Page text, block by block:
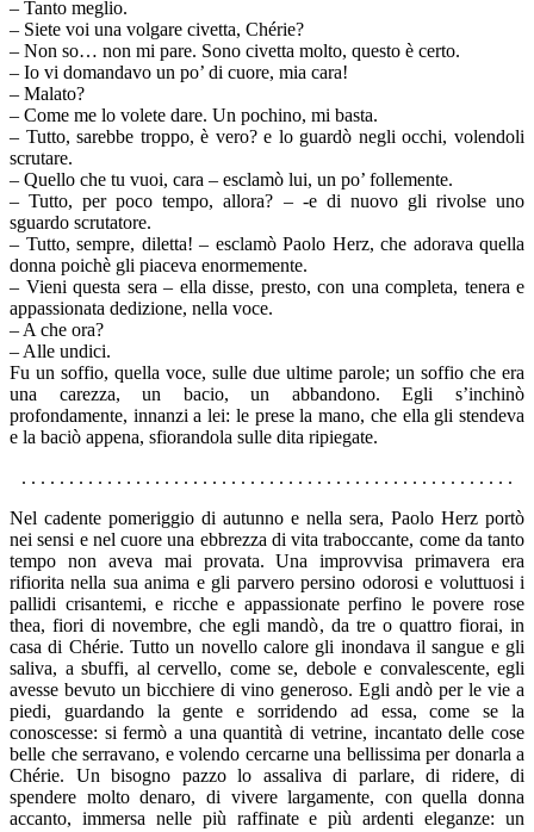
– Tanto meglio.
– Siete voi una volgare civetta, Chérie?
– Non so… non mi pare. Sono civetta molto, questo è certo.
– Io vi domandavo un po’ di cuore, mia cara!
– Malato?
– Come me lo volete dare. Un pochino, mi basta.
– Tutto, sarebbe troppo, è vero? e lo guardò negli occhi, volendoli
scrutare.
– Quello che tu vuoi, cara – esclamò lui, un po’ follemente.
– Tutto, per poco tempo, allora? – -e di nuovo gli rivolse uno
sguardo scrutatore.
– Tutto, sempre, diletta! – esclamò Paolo Herz, che adorava quella
donna poichè gli piaceva enormemente.
– Vieni questa sera – ella disse, presto, con una completa, tenera e
appassionata dedizione, nella voce.
– A che ora?
– Alle undici.
Fu un soffio, quella voce, sulle due ultime parole; un soffio che era
una carezza, un bacio, un abbandono. Egli s’inchinò
profondamente, innanzi a lei: le prese la mano, che ella gli stendeva
e la baciò appena, sfiorandola sulle dita ripiegate.
. . . . . . . . . . . . . . . . . . . . . . . . . . . . . . . . . . . . . . . . . . . . . . . . . . . .
Nel cadente pomeriggio di autunno e nella sera, Paolo Herz portò
nei sensi e nel cuore una ebbrezza di vita traboccante, come da tanto
tempo non aveva mai provata. Una improvvisa primavera era
rifiorita nella sua anima e gli parvero persino odorosi e voluttuosi i
pallidi crisantemi, e ricche e appassionate perfino le povere rose
thea, fiori di novembre, che egli mandò, da tre o quattro fiorai, in
casa di Chérie. Tutto un novello calore gli inondava il sangue e gli
saliva, a sbuffi, al cervello, come se, debole e convalescente, egli
avesse bevuto un bicchiere di vino generoso. Egli andò per le vie a
piedi, guardando la gente e sorridendo ad essa, come se la
conoscesse: si fermò a una quantità di vetrine, incantato delle cose
belle che serravano, e volendo cercarne una bellissima per donarla a
Chérie. Un bisogno pazzo lo assaliva di parlare, di ridere, di
spendere molto denaro, di vivere largamente, con quella donna
accanto, immersa nelle più raffinate e più ardenti eleganze: un